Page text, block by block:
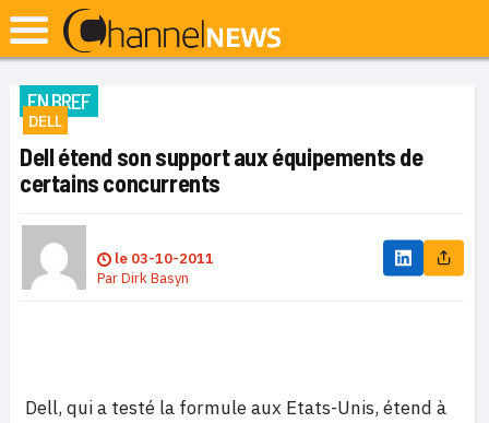
EN BREF
DELL
Dell étend son support aux équipements de
certains concurrents
le 03-10-2011
ParDirk Basyn
Dell, qui a testé la formule aux Etats-Unis, étend à